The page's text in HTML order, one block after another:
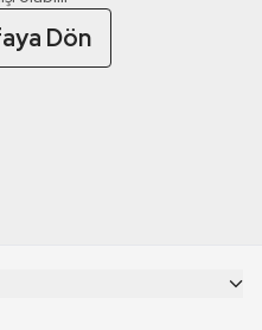
Dön